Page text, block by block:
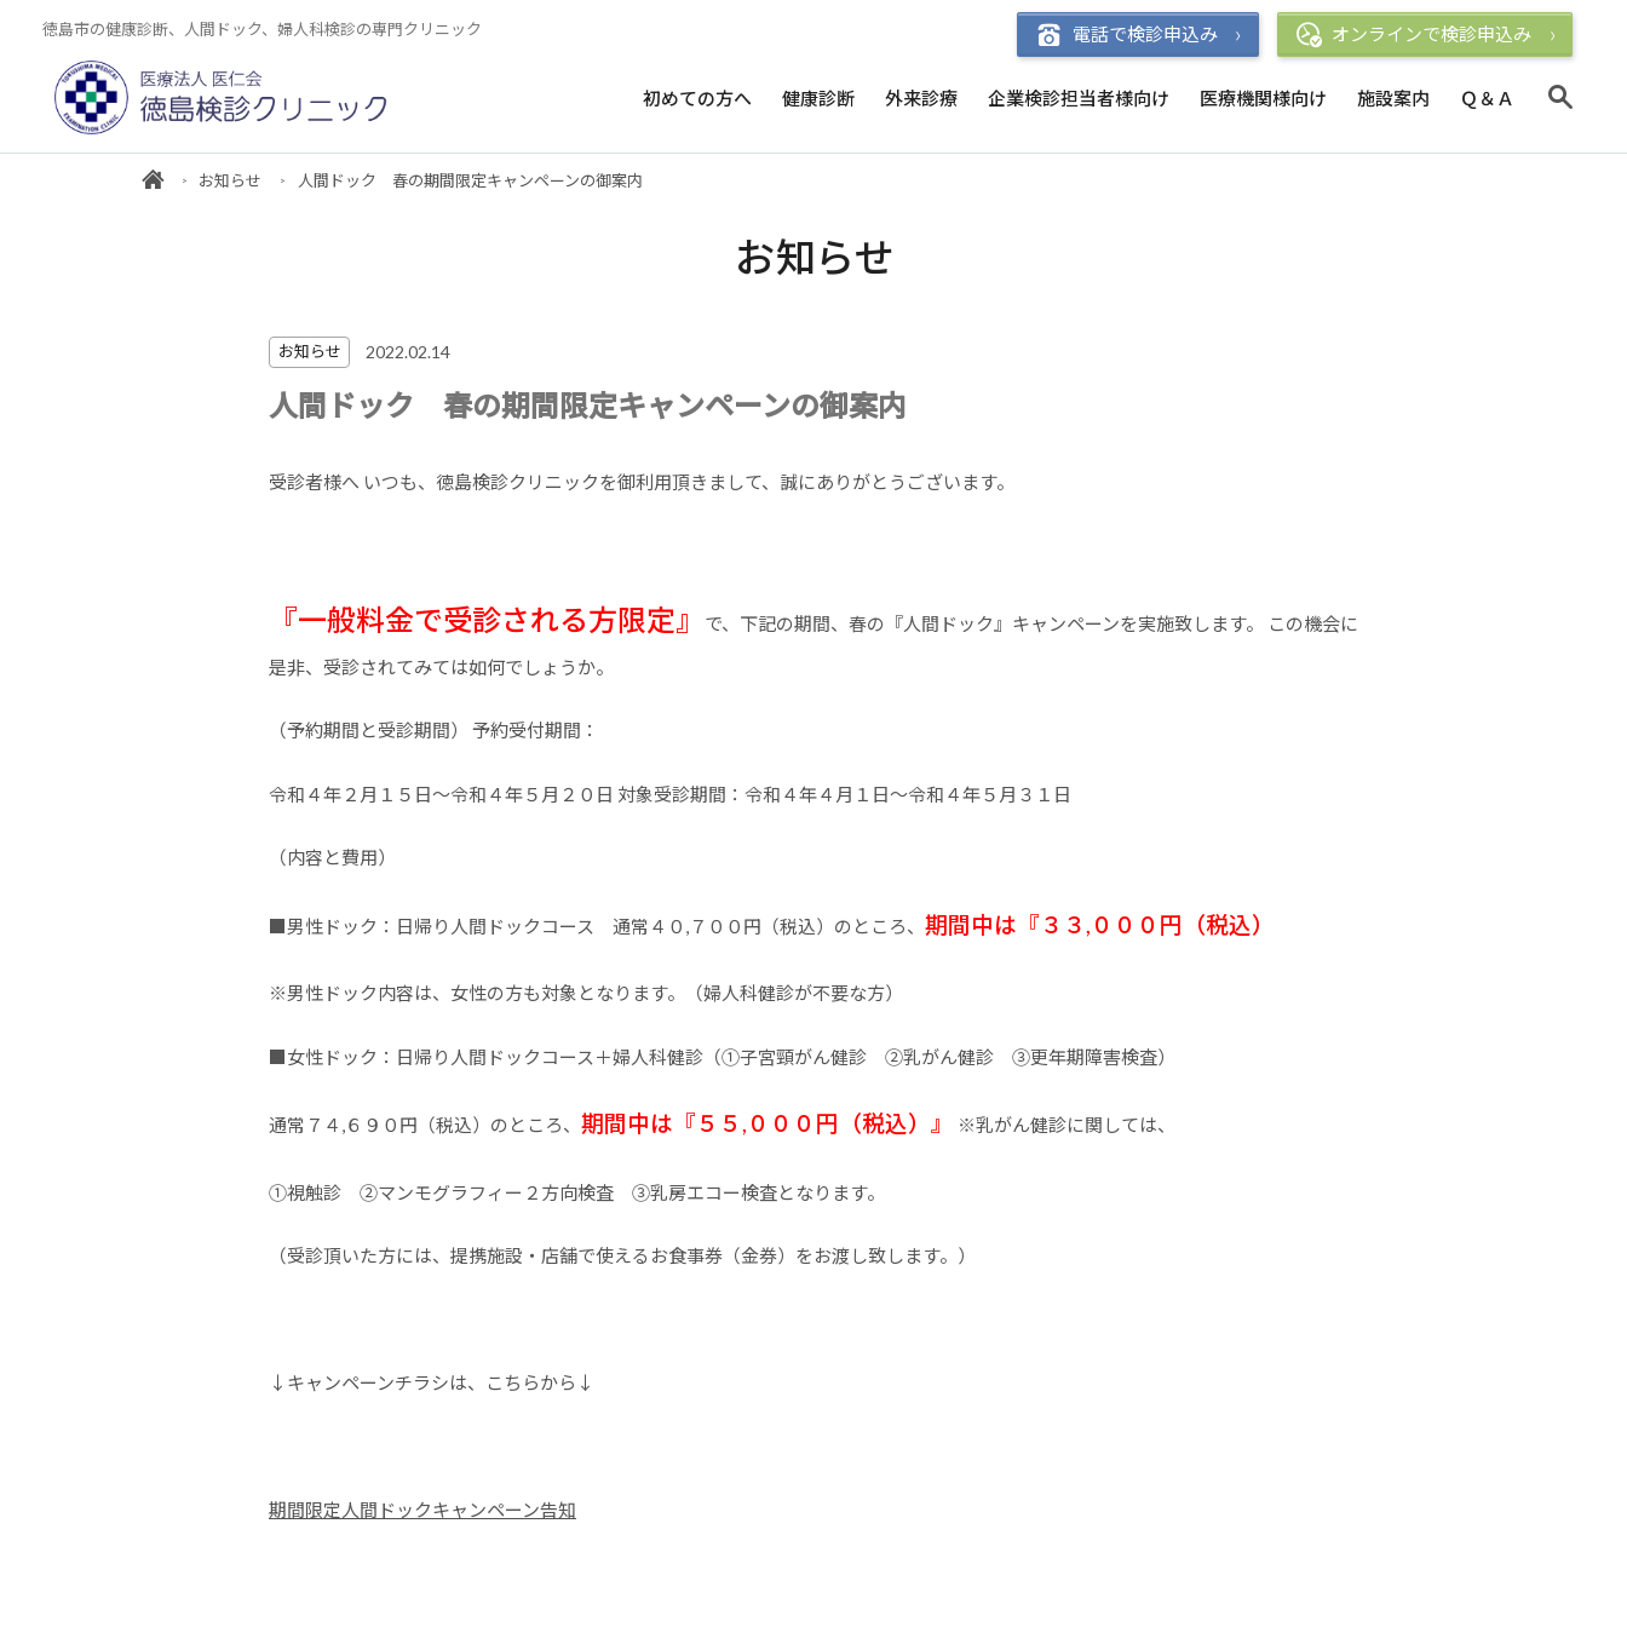
徳島市の健康診断、人間ドック、婦人科検診の専門クリニック 電話で検診申込み オンラインで検診申込み
初めての方へ 健康診断 外来診療 企業検診担当者様向け 医療機関様向け 施設案内 Ｑ＆Ａ
お知らせ 人間ドック 春の期間限定キャンペーンの御案内
お知らせ
お知らせ 2022.02.14
人間ドック 春の期間限定キャンペーンの御案内
受診者様へ いつも、徳島検診クリニックを御利用頂きまして、誠にありがとうございます。
『一般料金で受診される方限定』
で、下記の期間、春の『人間ドック』キャンペーンを実施致します。 この機会に
是非、受診されてみては如何でしょうか。
（予約期間と受診期間） 予約受付期間：
令和４年２月１５日～令和４年５月２０日 対象受診期間：令和４年４月１日～令和４年５月３１日
（内容と費用）
■男性ドック：日帰り人間ドックコース 通常４０,７００円（税込）のところ、 期間中は『３３,０００円（税込）
※男性ドック内容は、女性の方も対象となります。（婦人科健診が不要な方）
■女性ドック：日帰り人間ドックコース＋婦人科健診（①子宮頸がん健診 ②乳がん健診 ③更年期障害検査）
通常７４,６９０円（税込）のところ、 期間中は『５５,０００円（税込）』 ※乳がん健診に関しては、
①視触診 ②マンモグラフィー２方向検査 ③乳房エコー検査となります。
（受診頂いた方には、提携施設・店舗で使えるお食事券（金券）をお渡し致します。）
↓キャンペーンチラシは、こちらから↓
期間限定人間ドックキャンペーン告知